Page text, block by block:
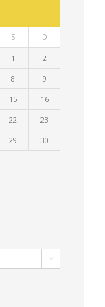
S D
1
2
8
9
15
16
22
23
29
30
